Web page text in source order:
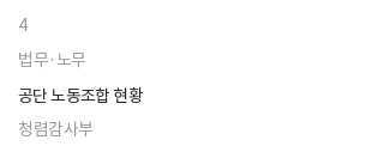
4
법무·노무
공단 노동조합 현황
청렴감사부